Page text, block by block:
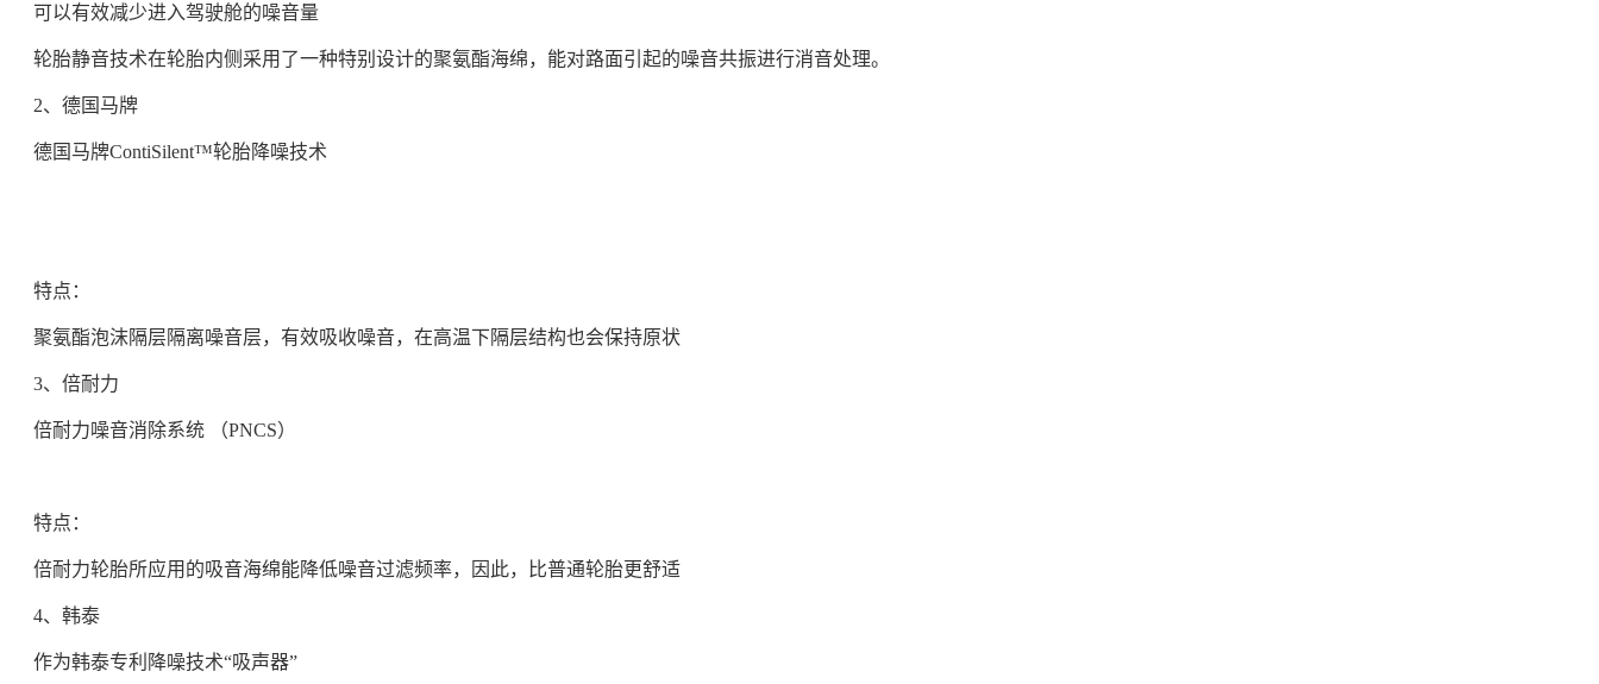
可以有效减少进入驾驶舱的噪音量
轮胎静音技术在轮胎内侧采用了一种特别设计的聚氨酯海绵，能对路面引起的噪音共振进行消音处理。
2、德国马牌
德国马牌ContiSilent™轮胎降噪技术
特点：
聚氨酯泡沫隔层隔离噪音层，有效吸收噪音，在高温下隔层结构也会保持原状
3、倍耐力
倍耐力噪音消除系统 （PNCS）
特点：
倍耐力轮胎所应用的吸音海绵能降低噪音过滤频率，因此，比普通轮胎更舒适
4、韩泰
作为韩泰专利降噪技术“吸声器”